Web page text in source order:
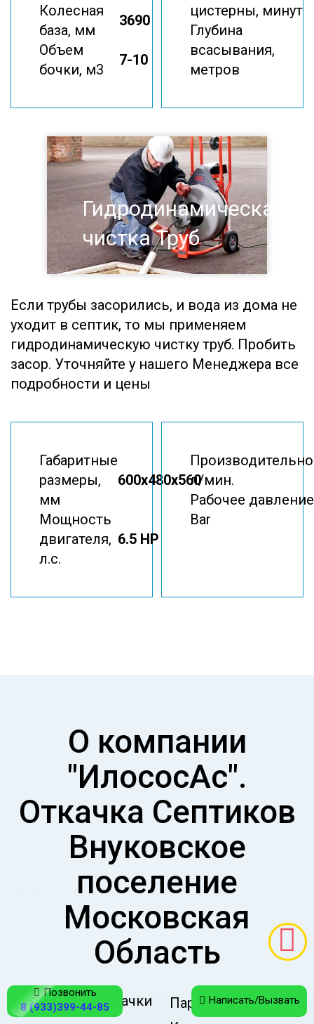
Колесная
база, мм
3690
Объем
бочки, м3
7-10
цистерны, минут
Глубина
всасывания,
метров
Гидродинамическая
чистка Труб
Если трубы засорились, и вода из дома не
уходит в септик, то мы применяем
гидродинамическую чистку труб. Пробить
засор. Уточняйте у нашего Менеджера все
подробности и цены
Габаритные
размеры,
мм
600x480x560
Мощность
двигателя,
л.с.
6.5 HP
л/мин.
Рабочее
Bar
О компании
"ИлососАс".
Откачка Септиков
Внуковское
поселение
Московская
Область
Пару слов о Нашей
Позвонить
8 (933)399-44-85
Написать/Вызвать